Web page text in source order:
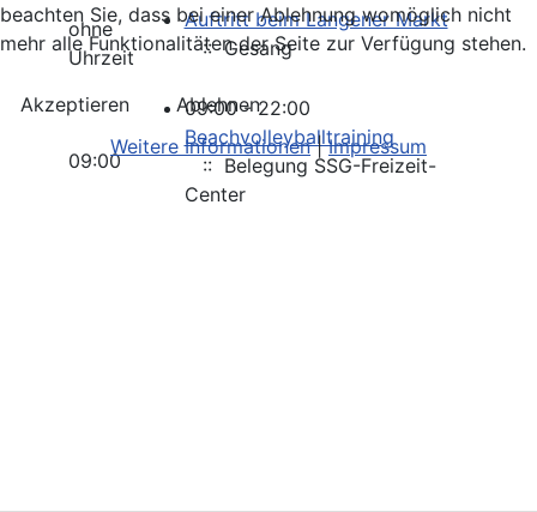
ohne
Uhrzeit
Auftritt beim Langener Markt
:: Gesang
09:00
09:00 - 22:00
Beachvolleyballtraining
:: Belegung SSG-Freizeit-
Center
beachten Sie, dass bei einer Ablehnung womöglich nicht
mehr alle Funktionalitäten der Seite zur Verfügung stehen.
Akzeptieren
Ablehnen
Weitere Informationen|Impressum